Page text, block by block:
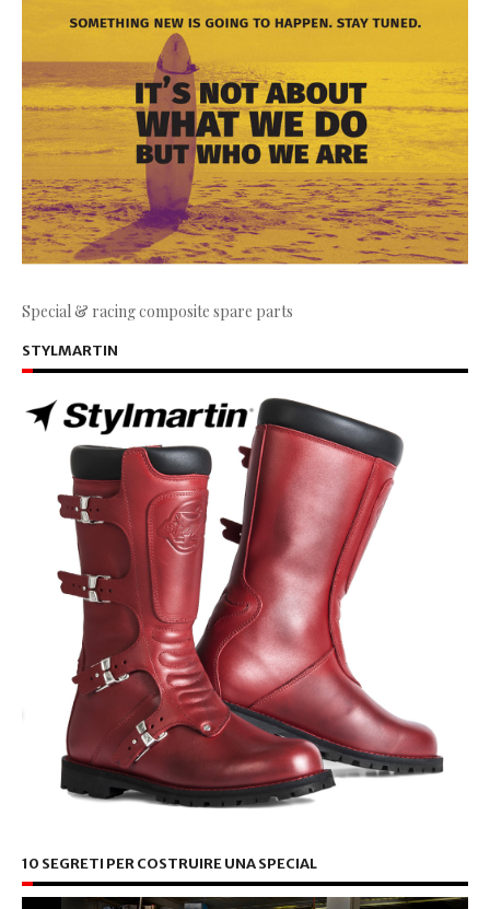
Special & racing composite spare parts
STYLMARTIN
10 SEGRETI PER COSTRUIRE UNA SPECIAL